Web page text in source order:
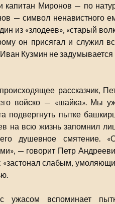
капитан Миронов — по
— символ ненавистного
из «злодеев», «старый
он присягал и служил
Кузмин не
рассказчик,
войско — «шайка». Мы
подвергнуть пытке
на всю жизнь запомнил
душевное смятение.
— говорит Петр
«застонал слабым,
ужасом вспоминает